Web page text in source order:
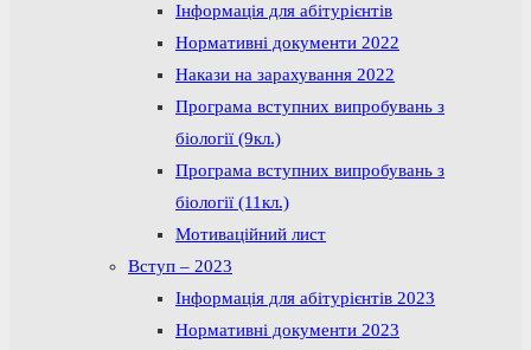
Інформація для абітурієнтів
Нормативні документи 2022
Накази на зарахування 2022
Програма вступних випробувань з
біології (9кл.)
Програма вступних випробувань з
біології (11кл.)
Мотиваційний лист
Вступ – 2023
Інформація для абітурієнтів 2023
Нормативні документи 2023